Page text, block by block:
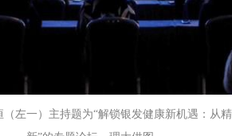
左一）主持题为“解锁银发健康新机遇：从